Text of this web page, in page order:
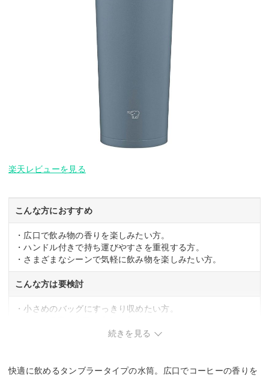
楽天レビューを見る
こんな方におすすめ
・広口で飲み物の香りを楽しみたい方。
・ハンドル付きで持ち運びやすさを重視する方。
・さまざまなシーンで気軽に飲み物を楽しみたい方。
こんな方は要検討
・小さめのバッグにすっきり収めたい方。
続きを見る
快適に飲めるタンブラータイプの水筒。広口でコーヒーの香りを